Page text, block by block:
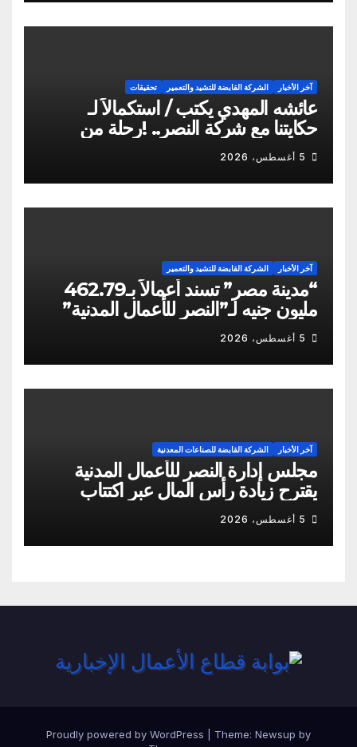
آخر الأخبار الشركة القابضة للتشيد والتعمير تحقيقات
عائشه المهدي يكتب / استكمالاً لـ
حكايتنا مع شركة النصر.. !رحلة من
الشكاوى ومزيد من التعنت المستمر.. و
لجوء للقابضة إلى صدمة الكواليس!
5 أغسطس، 2026
آخر الأخبار الشركة القابضة للتشيد والتعمير
“مدينة مصر” تسند أعمالاً بـ462.79
مليون جنيه لـ”النصر للأعمال المدنية”
5 أغسطس، 2026
آخر الأخبار الشركة القابضة للصناعات المعدنية
مجلس إدارة النصر للأعمال المدنية
يقترح زيادة رأس المال عبر اكتتاب
نقدي
5 أغسطس، 2026
Proudly powered by WordPress Theme: Newsup by